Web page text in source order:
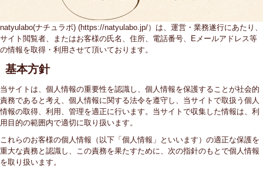
natyulabo(ナチュラボ) (https://natyulabo.jp/）は、運営・業務遂行にあたり、
サイト閲覧者、またはお客様の氏名、住所、電話番号、Eメールアドレス等
の情報を取得・利用させて頂いております。
基本方針
当サイトは、個人情報の重要性を認識し、個人情報を保護することが社会的
責務であると考え、個人情報に関する法令を遵守し、当サイトで取扱う個人
情報の取得、利用、管理を適正に行います。当サイトで収集した情報は、利
用目的の範囲内で適切に取り扱います。
これらのお客様の個人情報（以下「個人情報」といいます）の適正な保護を
重大な責務と認識し、この責務を果たすために、次の指針のもとで個人情報
を取り扱います。